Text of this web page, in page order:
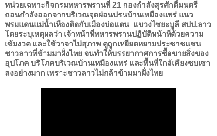
หน่วยเฉพาะกิจกรมทหารพรานที่ 21 กองกำลังสุรศักดิ์มนตรี
ถอนกำลังออกจากบริเวณจุดผ่อนปรนบ้านเหมืองแพร่ แนว
พรมแดนแม่น้ำเหืองติดกับเมืองบ่อแตน แขวงไซยะบูลี สปป.ลาว
โดยระบุเหตุผลว่า เจ้าหน้าที่ทหารพรานปฏิบัติหน้าที่ด้วยความ
เข้มงวด และใช้วาจาไม่สุภาพ ดูถูกเหยียดหยามประชาชนชน
ชาวลาวที่ข้ามมาฝั่งไทย จนทำให้บรรยากาศการซื้อขายสิ่งของ
อุปโภค บริโภคบริเวณบ้านเหมืองแพร่ และพื้นที่ใกล้เคียงซบเซา
ลงอย่างมาก เพราะชาวลาวไม่กล้าข้ามมาฝั่งไทย